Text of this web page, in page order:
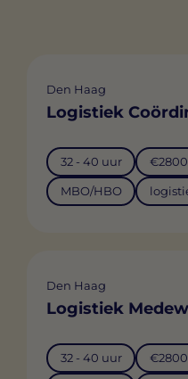
Den Haag
Logistiek
32 - 40 uur
MBO/HBO
Den Haag
Logistiek
32 - 40 uur